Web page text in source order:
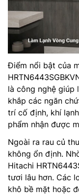
Điểm nổi bật của
là công nghệ giúp
khắp các ngăn
trí cố định, khí
phẩm nhận được
Ngoài ra rau củ
không ổn định.
Hitachi
tươi lâu hơn. Các
khô bề mặt hoặc